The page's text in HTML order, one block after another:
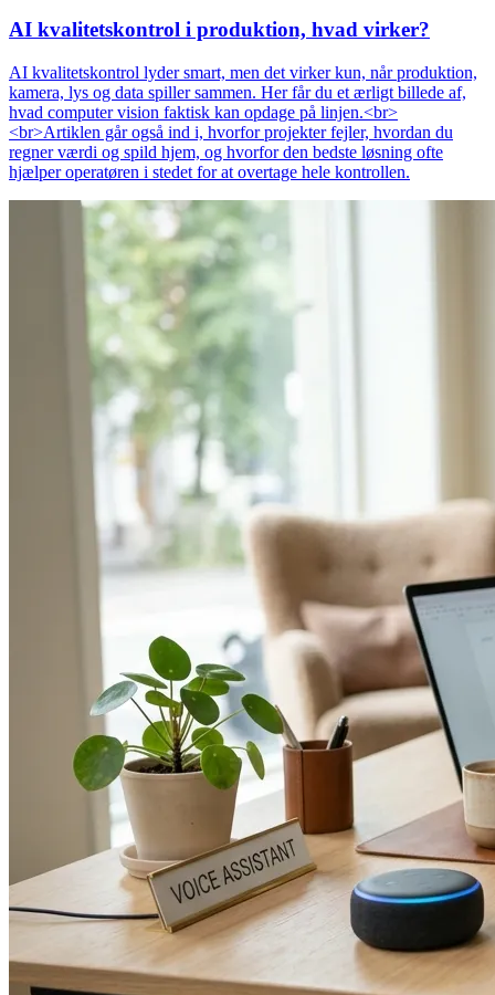
AI kvalitetskontrol i produktion, hvad virker?
AI kvalitetskontrol lyder smart, men det virker kun, når produktion,
kamera, lys og data spiller sammen. Her får du et ærligt billede af,
hvad computer vision faktisk kan opdage på linjen.<br>
<br>Artiklen går også ind i, hvorfor projekter fejler, hvordan du
regner værdi og spild hjem, og hvorfor den bedste løsning ofte
hjælper operatøren i stedet for at overtage hele kontrollen.